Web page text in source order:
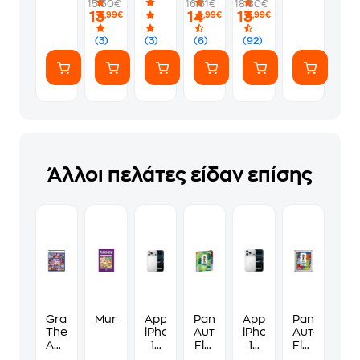
(3)
15.50€
13,99€
Φακελάκι
(7
Αυτοκόλλητα)
(3)
γ*μηθούνε
ευγενικά
(6)
16.61€
14,99€
(92)
18.80€
13,99€
Άλλοι πελάτες είδαν επίσης
Grand
Theft
Auto
MurdokuApple
iPhone
17
Panini
Αυτοκόλλητα
Fifa
Apple
iPhone
17
Panini
Fifa